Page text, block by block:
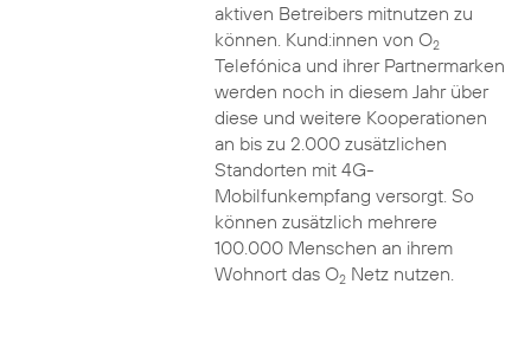
aktiven Betreibers mitnutzen zu
können. Kund:innen von O2
Telefónica und ihrer Partnermarken
werden noch in diesem Jahr über
diese und weitere Kooperationen
an bis zu 2.000 zusätzlichen
Standorten mit 4G-
Mobilfunkempfang versorgt. So
können zusätzlich mehrere
100.000 Menschen an ihrem
Wohnort das O2Netz nutzen.